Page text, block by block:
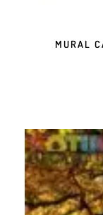
MURAL